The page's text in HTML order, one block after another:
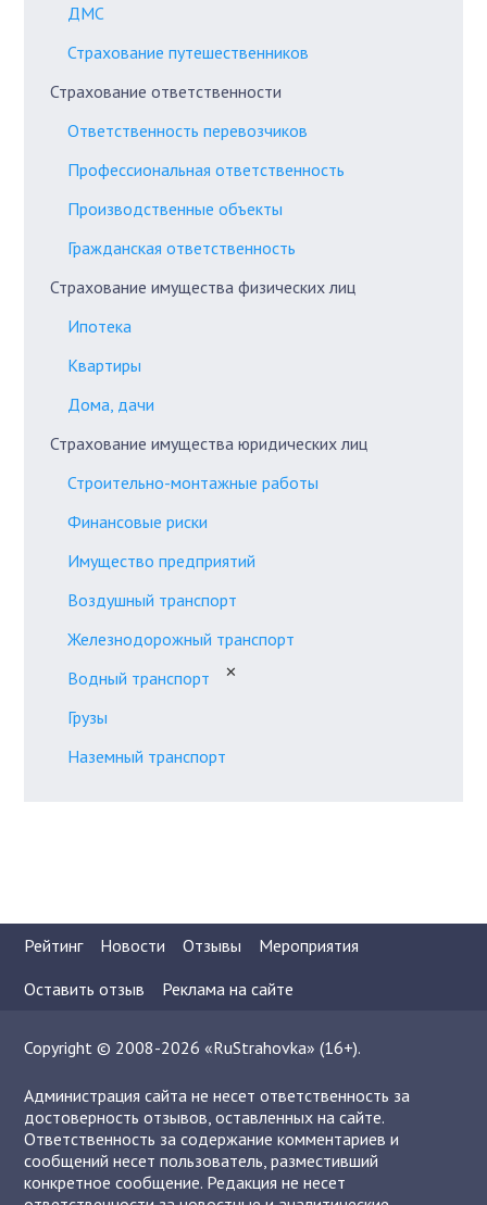
ДМС
Страхование путешественников
Страхование ответственности
Ответственность перевозчиков
Профессиональная ответственность
Производственные объекты
Гражданская ответственность
Страхование имущества физических лиц
Ипотека
Квартиры
Дома, дачи
Страхование имущества юридических лиц
Строительно-монтажные работы
Финансовые риски
Имущество предприятий
Воздушный транспорт
Железнодорожный транспорт
Водный транспорт
✕
Грузы
Наземный транспорт
Рейтинг Новости Отзывы
Мероприятия
Оставить отзыв
Реклама на сайте
Copyright © 2008-2026 «RuStrahovka» (16+).
Администрация сайта не несет ответственность за
достоверность отзывов, оставленных на сайте.
Ответственность за содержание комментариев и
сообщений несет пользователь, разместивший
конкретное сообщение. Редакция не несет